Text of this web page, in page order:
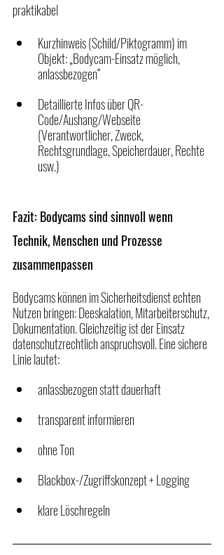
praktikabel
Kurzhinweis (Schild/Piktogramm) im
Objekt: „Bodycam-Einsatz möglich,
anlassbezogen“
Detaillierte Infos über QR-
Code/Aushang/Webseite
(Verantwortlicher, Zweck,
Rechtsgrundlage, Speicherdauer, Rechte
usw.)
Fazit: Bodycams sind sinnvoll wenn
Technik, Menschen und Prozesse
zusammenpassen
Bodycams können im Sicherheitsdienst echten
Nutzen bringen: Deeskalation, Mitarbeiterschutz,
Dokumentation. Gleichzeitig ist der Einsatz
datenschutzrechtlich anspruchsvoll. Eine sichere
Linie lautet:
anlassbezogen statt dauerhaft
transparent informieren
ohne Ton
Blackbox-/Zugriffskonzept + Logging
klare Löschregeln